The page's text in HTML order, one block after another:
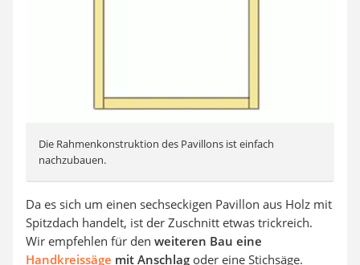
Die Rahmenkonstruktion des Pavillons ist einfach
nachzubauen.
Da es sich um einen sechseckigen Pavillon aus Holz mit
Spitzdach handelt, ist der Zuschnitt etwas trickreich.
Wir empfehlen für den weiteren Bau eine
Handkreissäge mit Anschlag oder eine Stichsäge.